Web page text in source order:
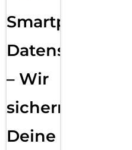
Smartphone
Datensicherung
– Wir
sichern
Deine